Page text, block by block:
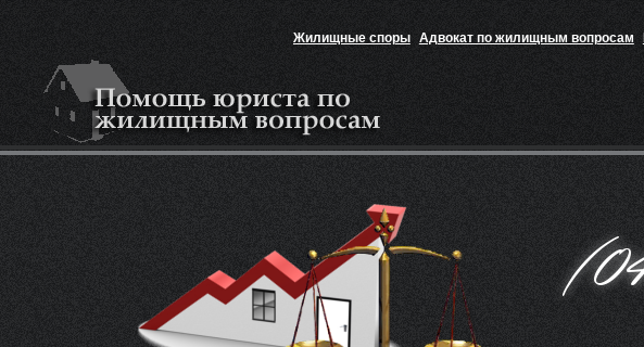
Жилищные споры Адвокат по жилищным вопросам